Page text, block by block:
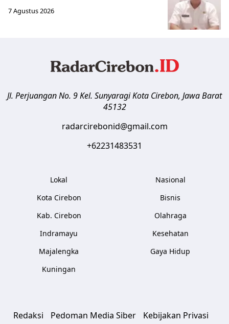
7 Agustus 2026
Jl. Perjuangan No. 9 Kel. SunyaragiKota Cirebon, Jawa Barat
45132
radarcirebonid@gmail.com
+62231483531
Lokal
Kota Cirebon
Kab. Cirebon
Indramayu
Majalengka
Kuningan
Nasional
Bisnis
Olahraga
Kesehatan
Gaya Hidup
Redaksi Pedoman Media Siber Kebijakan Privasi